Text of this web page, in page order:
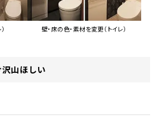
壁・床の色・素材を変更（トイレ）
山ほしい